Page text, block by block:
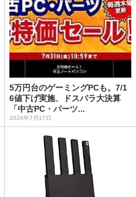
5万円台のゲーミングPCも。7/1
6値下げ実施、ドスパラ大決算
「中古PC・パーツ...
2026年7月17日